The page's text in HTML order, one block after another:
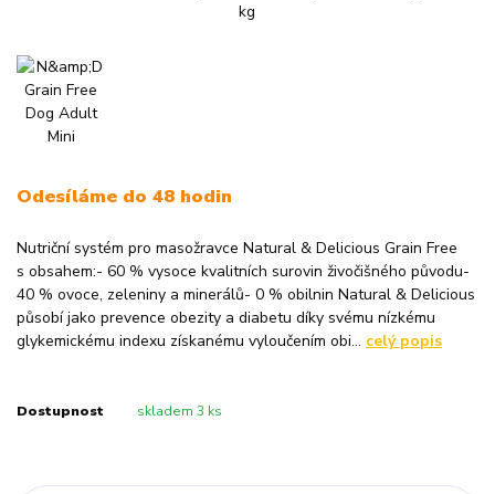
Odesíláme do 48 hodin
Nutriční systém pro masožravce Natural & Delicious Grain Free
s obsahem:- 60 % vysoce kvalitních surovin živočišného původu-
40 % ovoce, zeleniny a minerálů- 0 % obilnin Natural & Delicious
působí jako prevence obezity a diabetu díky svému nízkému
glykemickému indexu získanému vyloučením obi... celý popis
Dostupnost skladem 3 ks